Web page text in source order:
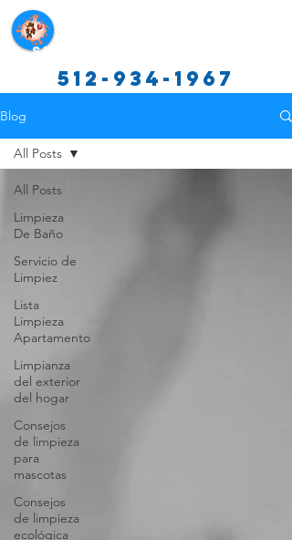
Servicios de limpieza de
512-934-1967
Blog
All Posts
Limpieza
De Baño
Servicio de
Limpiez
Lista
Limpieza
Apartamento
Limpianza
del exterior
del hogar
Consejos
de limpieza
para
mascotas
Consejos
de limpieza
ecológica
All Posts